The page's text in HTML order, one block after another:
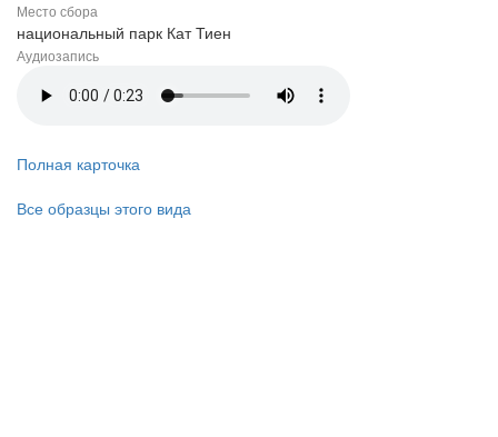
Место сбора
национальный парк Кат Тиен
Аудиозапись
Полная карточка
Все образцы этого вида